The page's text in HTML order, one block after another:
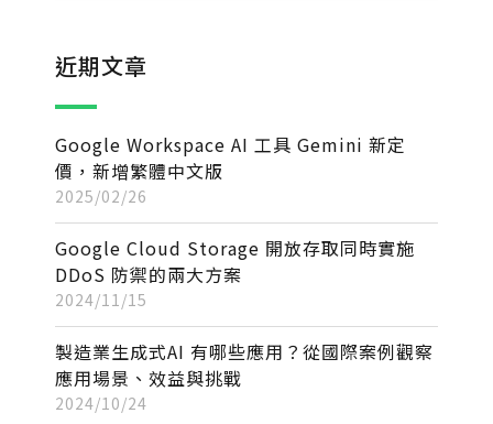
近期文章
Google Workspace AI 工具 Gemini 新定
價，新增繁體中文版
2025/02/26
Google Cloud Storage 開放存取同時實施
DDoS 防禦的兩大方案
2024/11/15
製造業生成式AI 有哪些應用？從國際案例觀察
應用場景、效益與挑戰
2024/10/24